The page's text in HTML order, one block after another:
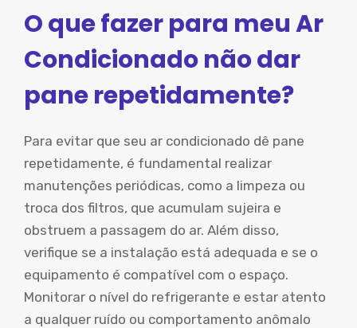
O que fazer para meu Ar
Condicionado não dar
pane repetidamente?
Para evitar que seu ar condicionado dê pane
repetidamente, é fundamental realizar
manutenções periódicas, como a limpeza ou
troca dos filtros, que acumulam sujeira e
obstruem a passagem do ar. Além disso,
verifique se a instalação está adequada e se o
equipamento é compatível com o espaço.
Monitorar o nível do refrigerante e estar atento
a qualquer ruído ou comportamento anômalo